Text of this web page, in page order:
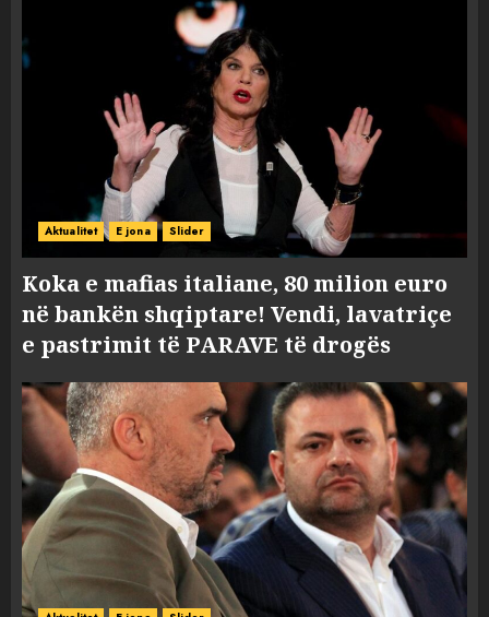
Aktualitet E jona Slider
Koka e mafias italiane, 80 milion euro
në bankën shqiptare! Vendi, lavatriçe
e pastrimit të PARAVE të drogës